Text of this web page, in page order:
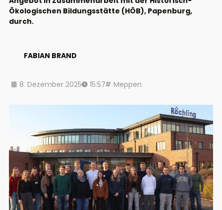
Ökologischen Bildungsstätte (HÖB), Papenburg,
durch.
FABIAN BRAND
8. Dezember 2025 15:57 Meppen